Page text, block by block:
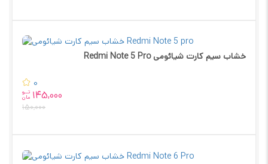
خشاب سیم کارت شیائومی Redmi Note 5 Pro
0
تــو
مان 145,000
150,000